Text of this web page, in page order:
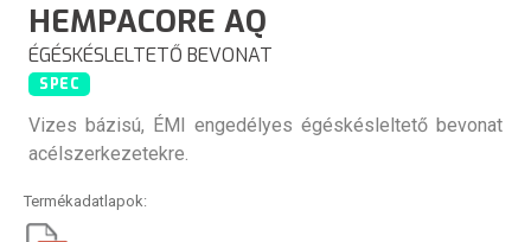
HEMPACORE AQ
ÉGÉSKÉSLELTETŐ BEVONAT
SPEC
Vizes bázisú, ÉMI engedélyes égéskésleltető bevonat
acélszerkezetekre.
Termékadatlapok: